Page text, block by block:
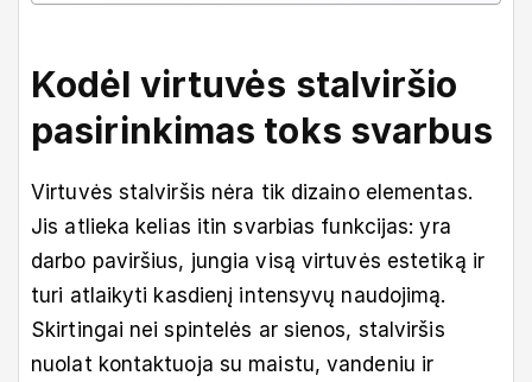
Kodėl virtuvės stalviršio
pasirinkimas toks svarbus
Virtuvės stalviršis nėra tik dizaino elementas.
Jis atlieka kelias itin svarbias funkcijas: yra
darbo paviršius, jungia visą virtuvės estetiką ir
turi atlaikyti kasdienį intensyvų naudojimą.
Skirtingai nei spintelės ar sienos, stalviršis
nuolat kontaktuoja su maistu, vandeniu ir